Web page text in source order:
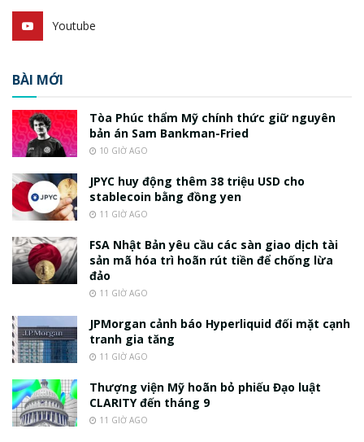
Youtube
BÀI MỚI
Tòa Phúc thẩm Mỹ chính thức giữ nguyên
bản án Sam Bankman-Fried
10 GIỜ AGO
JPYC huy động thêm 38 triệu USD cho
stablecoin bằng đồng yen
11 GIỜ AGO
FSA Nhật Bản yêu cầu các sàn giao dịch tài
sản mã hóa trì hoãn rút tiền để chống lừa
đảo
11 GIỜ AGO
JPMorgan cảnh báo Hyperliquid đối mặt cạnh
tranh gia tăng
11 GIỜ AGO
Thượng viện Mỹ hoãn bỏ phiếu Đạo luật
CLARITY đến tháng 9
11 GIỜ AGO